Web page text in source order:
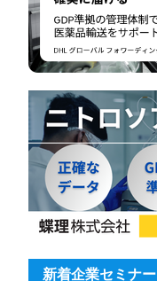
新着企業セミナー